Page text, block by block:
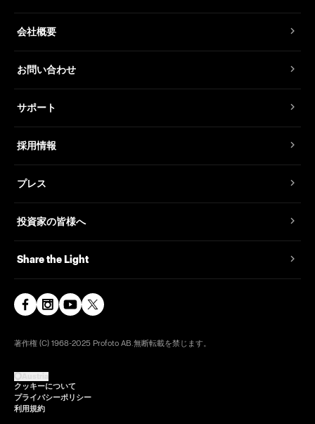
会社概要
お問い合わせ
サポート
採用情報
プレス
投資家の皆様へ
Share the Light
著作権 (C) 1968-2025 Profoto AB.無断転載を禁じます。
クッキーについて
プライバシーポリシー
利用規約